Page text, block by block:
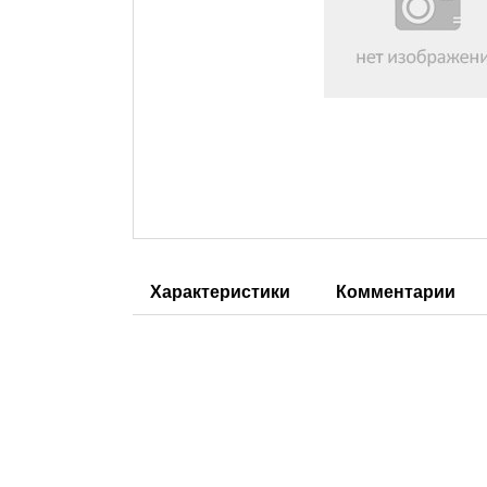
Характеристики Комментарии